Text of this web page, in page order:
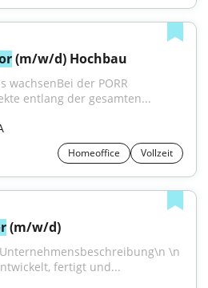
(m/w/d) Hochbau
wachsenBei der PORR
entlang der gesamten...
Homeoffice Vollzeit
(m/w/d)
\n
fertigt und...